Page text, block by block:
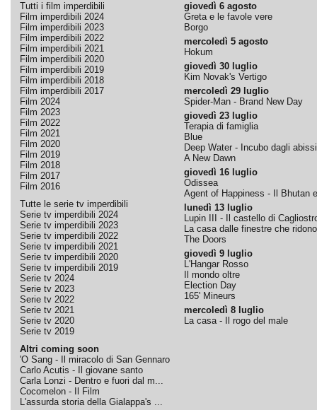
Tutti i film imperdibili
Film imperdibili 2024
Film imperdibili 2023
Film imperdibili 2022
Film imperdibili 2021
Film imperdibili 2020
Film imperdibili 2019
Film imperdibili 2018
Film imperdibili 2017
Film 2024
Film 2023
Film 2022
Film 2021
Film 2020
Film 2019
Film 2018
Film 2017
Film 2016
Tutte le serie tv imperdibili
Serie tv imperdibili 2024
Serie tv imperdibili 2023
Serie tv imperdibili 2022
Serie tv imperdibili 2021
Serie tv imperdibili 2020
Serie tv imperdibili 2019
Serie tv 2024
Serie tv 2023
Serie tv 2022
Serie tv 2021
Serie tv 2020
Serie tv 2019
Altri coming soon
'O Sang - Il miracolo di San Gennaro
Carlo Acutis - Il giovane santo
Carla Lonzi - Dentro e fuori dal m...
Cocomelon - Il Film
L'assurda storia della Gialappa's ...
giovedì 6 agosto
Greta e le favole vere
Borgo
mercoledì 5 agosto
Hokum
giovedì 30 luglio
Kim Novak's Vertigo
mercoledì 29 luglio
Spider-Man - Brand New Day
giovedì 23 luglio
Terapia di famiglia
Blue
Deep Water - Incubo dagli abissi
A New Dawn
giovedì 16 luglio
Odissea
Agent of Happiness - Il Bhutan
lunedì 13 luglio
Lupin III - Il castello di
La casa dalle finestre che ridono
The Doors
giovedì 9 luglio
L'Hangar Rosso
Il mondo oltre
Election Day
165' Mineurs
mercoledì 8 luglio
La casa - Il rogo del male